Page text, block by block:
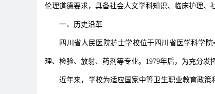
伦理道德要求，具备社会人文学科知识、临床护理、
一、历史沿革
四川省人民医院护士学校位于四川省医学科学
理、检验、放射、药剂等专业。1979年后，为充分发
近年来，学校为适应国家中等卫生职业教育政